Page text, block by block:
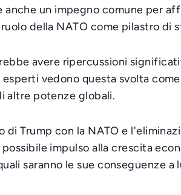
anche un impegno comune per
della NATO come pilastro di
avere ripercussioni
esperti vedono questa svolta
altre potenze globali.
di Trump con la NATO e
impulso alla crescita
saranno le sue conseguenze a